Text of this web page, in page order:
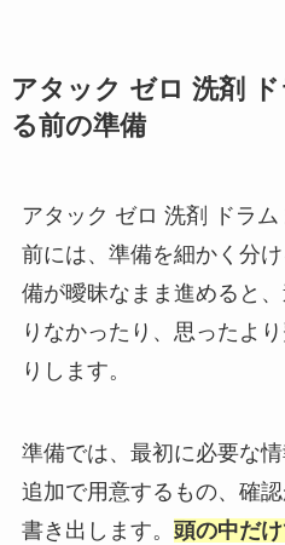
アタック ゼロ 洗剤
る前の準備
アタック ゼロ 洗剤 ドラ
前には、準備を細かく分
備が曖昧なまま進めると
りなかったり、思ったよ
りします。
準備では、最初に必要な情
追加で用意するもの、確
書き出します。 頭の中だ